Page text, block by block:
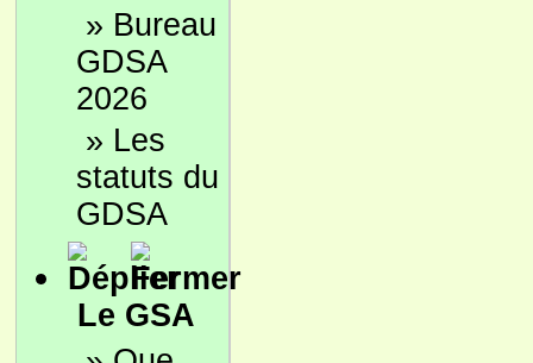
» Bureau
GDSA
2026
» Les
statuts du
GDSA
Le GSA